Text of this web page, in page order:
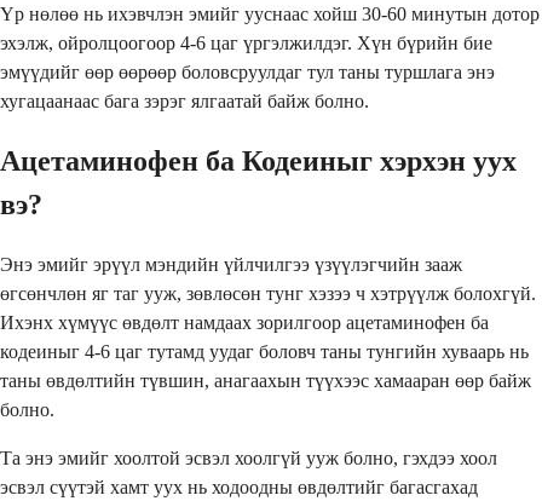
Үр нөлөө нь ихэвчлэн эмийг ууснаас хойш 30-60 минутын дотор
эхэлж, ойролцоогоор 4-6 цаг үргэлжилдэг. Хүн бүрийн бие
эмүүдийг өөр өөрөөр боловсруулдаг тул таны туршлага энэ
хугацаанаас бага зэрэг ялгаатай байж болно.
Ацетаминофен ба Кодеиныг хэрхэн уух
вэ?
Энэ эмийг эрүүл мэндийн үйлчилгээ үзүүлэгчийн зааж
өгсөнчлөн яг таг ууж, зөвлөсөн тунг хэзээ ч хэтрүүлж болохгүй.
Ихэнх хүмүүс өвдөлт намдаах зорилгоор ацетаминофен ба
кодеиныг 4-6 цаг тутамд уудаг боловч таны тунгийн хуваарь нь
таны өвдөлтийн түвшин, анагаахын түүхээс хамааран өөр байж
болно.
Та энэ эмийг хоолтой эсвэл хоолгүй ууж болно, гэхдээ хоол
эсвэл сүүтэй хамт уух нь ходоодны өвдөлтийг багасгахад